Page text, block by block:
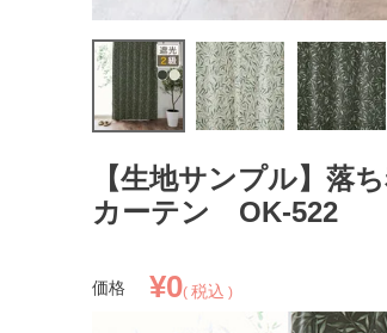
【生地サンプル】落
カーテン OK-522
価格 ¥0 税込